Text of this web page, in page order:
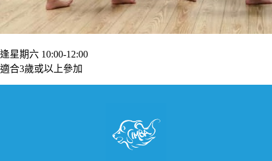
逢星期六 10:00-12:00
適合3歲或以上參加